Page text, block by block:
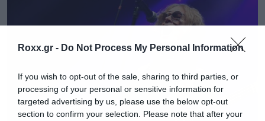
Roxx.gr - Do Not Process My Personal Information
If you wish to opt-out of the sale, sharing to third parties, or
processing of your personal or sensitive information for
targeted advertising by us, please use the below opt-out
section to confirm your selection. Please note that after your
εμφανίσεις που θα κάνουμε. Προς το παρόν
δημιουργία του νέου άλμπουμ. Είμαστε
μουσικής»τόνισε ο Chad Smith και διευκρίνισε
μάλιστα ότι αυτή την την εποχή γράφουν ήδη.